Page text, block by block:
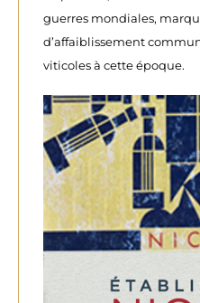
guerres mondiales,
d’affaiblissement
viticoles à cette époque.